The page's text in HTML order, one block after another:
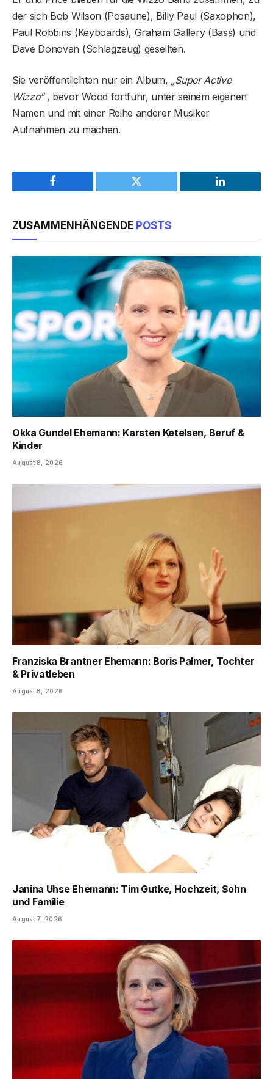
der sich Bob Wilson (Posaune), Billy Paul (Saxophon),
Paul Robbins (Keyboards), Graham Gallery (Bass) und
Dave Donovan (Schlagzeug) gesellten.
Sie veröffentlichten nur ein Album, „Super Active
Wizzo“, bevor Wood fortfuhr, unter seinem eigenen
Namen und mit einer Reihe anderer Musiker
Aufnahmen zu machen.
Facebook Twitter LinkedIn
ZUSAMMENHÄNGENDE POSTS
Okka Gundel Ehemann: Karsten Ketelsen, Beruf &
Kinder
August 8, 2026
Franziska Brantner Ehemann: Boris Palmer, Tochter
& Privatleben
August 8, 2026
Janina Uhse Ehemann: Tim Gutke, Hochzeit, Sohn
und Familie
August 7, 2026